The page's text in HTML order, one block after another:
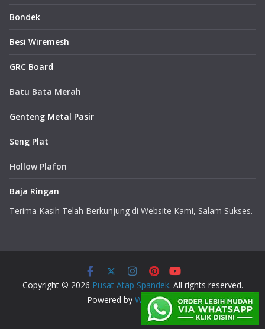
Bondek
Besi Wiremesh
GRC Board
Batu Bata Merah
Genteng Metal Pasir
Seng Plat
Hollow Plafon
Baja Ringan
Terima Kasih Telah Berkunjung di Website Kami, Salam Sukses.
Copyright © 2026 Pusat Atap Spandek. All rights reserved.
Powered by WordPress.